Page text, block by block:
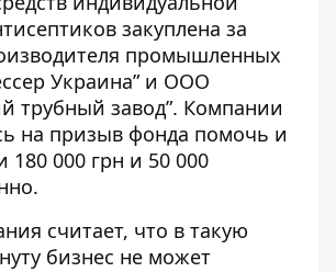
закуплена за
промышленных
Украина” и ООО
трубный завод”. Компании
на призыв фонда помочь и
180 000 грн и 50 000
считает, что в такую
бизнес не может